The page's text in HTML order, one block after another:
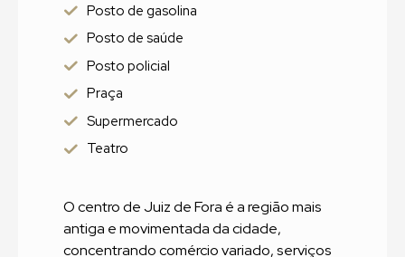
Posto de gasolina
Posto de saúde
Posto policial
Praça
Supermercado
Teatro
O centro de Juiz de Fora é a região mais
antiga e movimentada da cidade,
concentrando comércio variado, serviços